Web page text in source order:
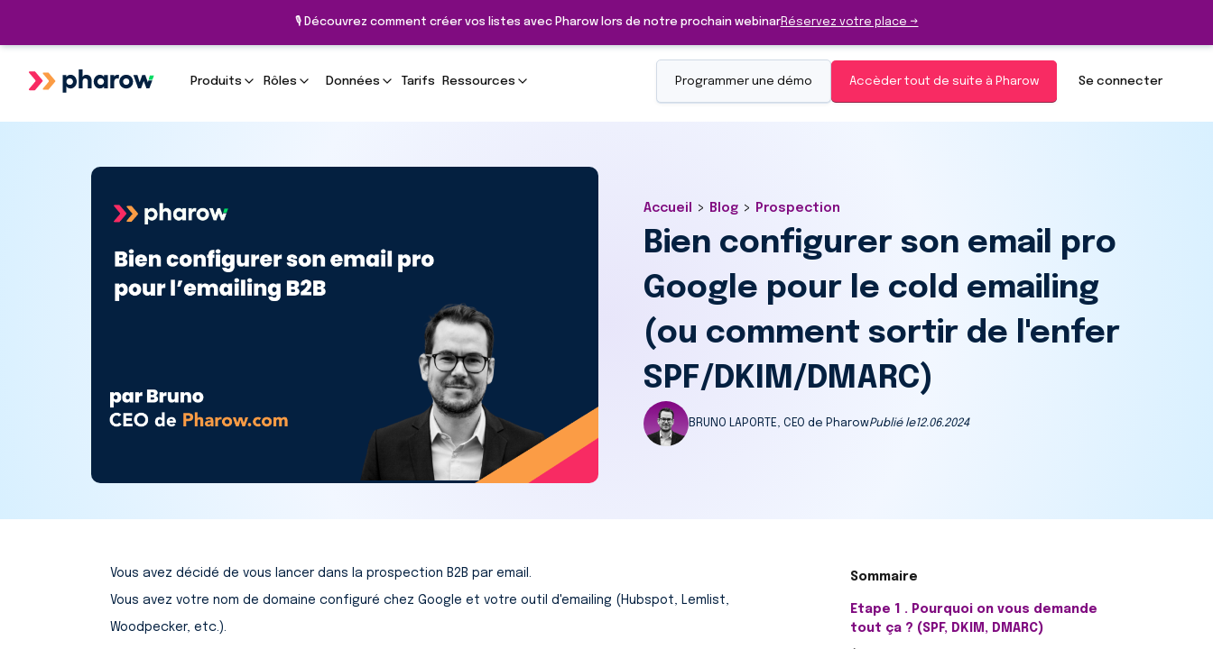
🎙️ Découvrez comment créer vos listes avec Pharow lors de notre prochain webinarRéservez votre place →
Produits Rôles Données Tarifs Ressources Programmer une démo Accèder tout de suite à Pharow Se connecter
Accueil > Blog > Prospection
Bien configurer son email pro
Google pour le cold emailing
(ou comment sortir de l'enfer
SPF/DKIM/DMARC)
BRUNO LAPORTE, CEO de PharowPublié le12.06.2024
Vous avez décidé de vous lancer dans la prospection B2B par email.
Vous avez votre nom de domaine configuré chez Google et votre outil d'emailing (Hubspot, Lemlist,
Woodpecker, etc.).
Etape 1 . Pourquoi on vous demande
tout ça ? (SPF, DKIM, DMARC)